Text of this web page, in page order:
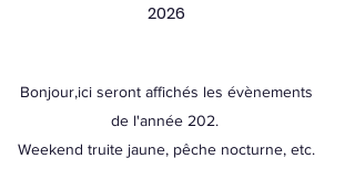
2026
Bonjour,ici seront affichés les évènements
de l'année 202.
Weekend truite jaune, pêche nocturne, etc.